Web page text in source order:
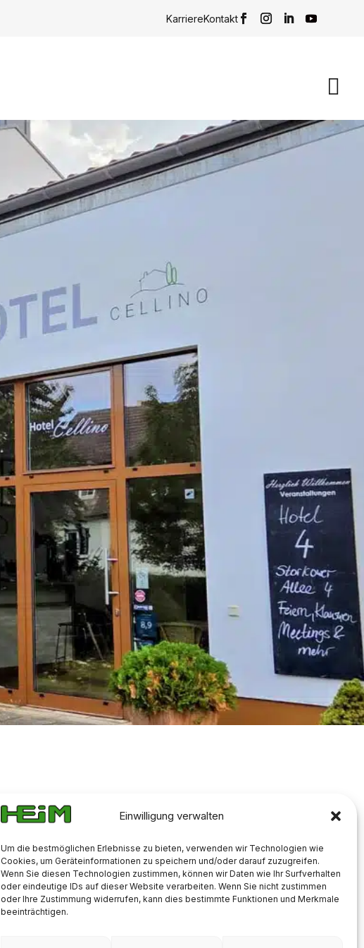
Einwilligung verwalten
Um die bestmöglichen Erlebnisse zu bieten, verwenden wir Technologien wie
Cookies, um Geräteinformationen zu speichern und/oder darauf zuzugreifen.
Wenn Sie diesen Technologien zustimmen, können wir Daten wie Ihr Surfverhalten
oder eindeutige IDs auf dieser Website verarbeiten. Wenn Sie nicht zustimmen
oder Ihre Zustimmung widerrufen, kann dies bestimmte Funktionen und Merkmale
beeinträchtigen.
KarriereKontakt
